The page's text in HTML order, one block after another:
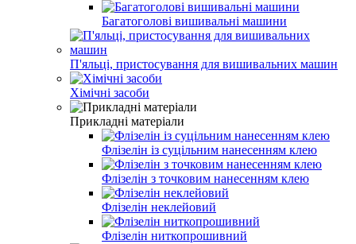
Багатоголові вишивальні машини
П'яльці, пристосування для вишивальних машин
Хімічні засоби
Прикладні матеріали
Флізелін із суцільним нанесенням клею
Флізелін з точковим нанесенням клею
Флізелін неклейовий
Флізелін ниткопрошивний